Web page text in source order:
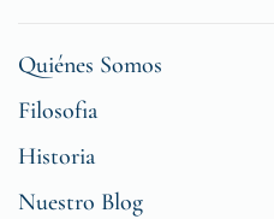
Quiénes Somos
Filosofia
Historia
Nuestro Blog